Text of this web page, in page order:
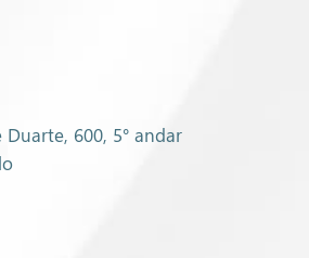
Duarte, 600, 5° andar